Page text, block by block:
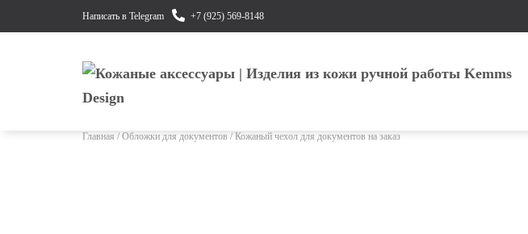
Написать в Telegram +7 (925) 569-8148
Главная /Обложки для документов / Кожаный чехол для документов на заказ